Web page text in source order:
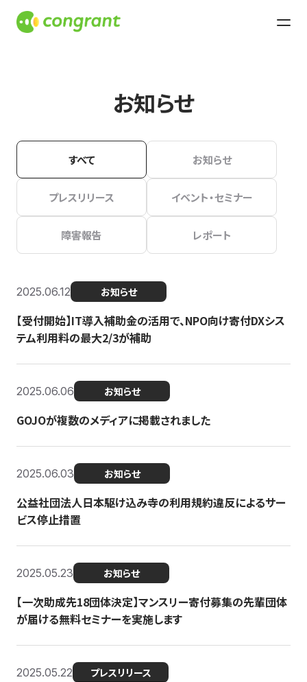
お知らせ
すべて お知らせ
プレスリリース イベント・セミナー
障害報告 レポート
2025.06.12 お知らせ
【受付開始】IT導入補助金の活用で、NPO向け寄付DXシス
テム利用料の最大2/3が補助
2025.06.06 お知らせ
GOJOが複数のメディアに掲載されました
2025.06.03 お知らせ
公益社団法人日本駆け込み寺の利用規約違反によるサー
ビス停止措置
2025.05.23 お知らせ
【一次助成先18団体決定】マンスリー寄付募集の先輩団体
が届ける無料セミナーを実施します
2025.05.22 プレスリリース